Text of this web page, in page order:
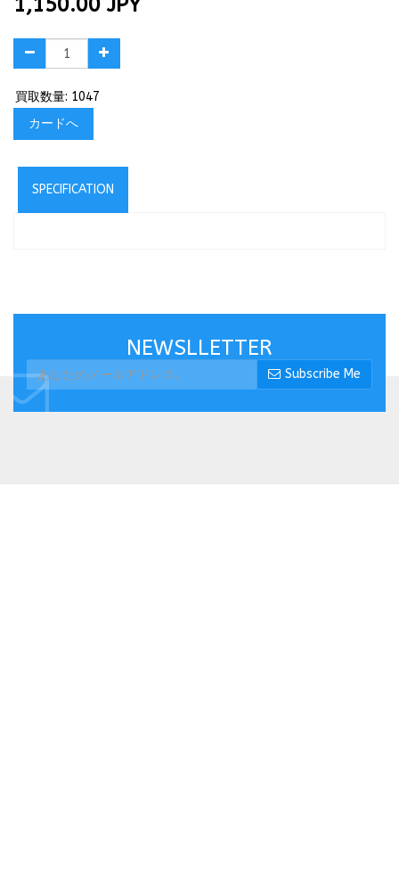
買取数量: 1047
カードへ
SPECIFICATION
NEWSLLETTER
Subscribe Me